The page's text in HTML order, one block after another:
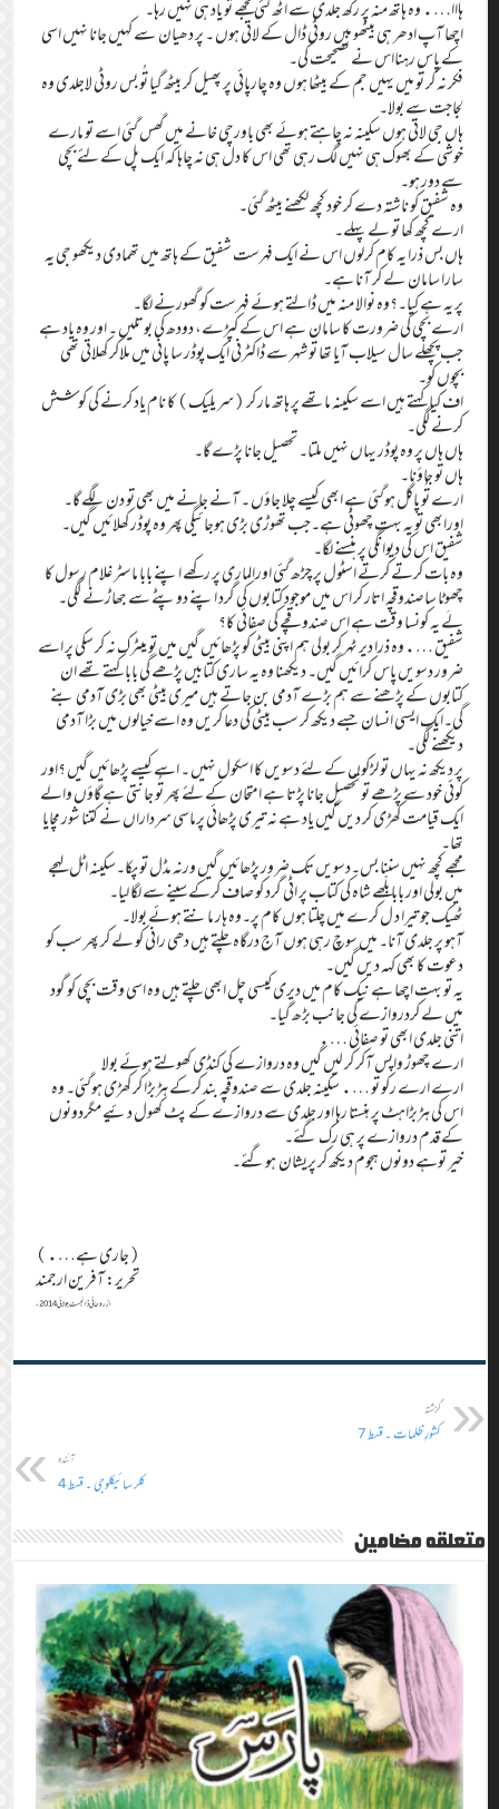
ہااا…. وہ ہاتھ منہ پر رکھ جلدی سے اٹھ گئی مجھے تو یاد ہی نہیں رہا۔
اچھا آپ ادھر ہی بیٹھو میں روٹی ڈال کے لاتی ہوں ۔ پر دھیان سے کہیں جانا نہیں اسی
کے پاس رہنااس نے نصحیحت کی۔
فکر نہ کر تُو میں یہیں جم کے بیٹھا ہوں وہ چارپائی پر پھیل کر بیٹھ گیا تُو بس روٹی لاجلدی وہ
لجاجت سے بولا۔
ہاں جی لاتی ہوں سکینہ نہ چاہتے ہوئے بھی باورچی خانے میں گھس گئی اسے تو مارے
خوشی کے بھوک ہی نہیں لگ رہی تھی اس کا دل ہی نہ چاہا کہ ایک پل کے لئے بچی
سے دور ہو۔
وہ شفیق کو ناشتہ دے کر خود کچھ لکھنے بیٹھ گئی۔
ارے کچھ کھا تو لے پہلے۔
ہاں بس ذرا یہ کام کرلوں اس نے ایک فہرست شفیق کے ہاتھ میں تھمادی دیکھو جی یہ
سارا سامان لے کر آنا ہے۔
پر یہ ہے کیا۔؟وہ نوالا منہ میں ڈالتے ہوئے فہرست کو گھورنے لگا۔
ارے بچی کی ضرورت کا سامان ہے اس کے کپڑے، دودھ کی بوتلیں ۔ اور وہ یاد ہے
جب پچھلے سال سیلاب آیا تھا تو شہر سے ڈاکٹرنی ایک پوڈر سا پانی میں ملاکر کھلاتی تھی
بچوں کو۔
اف کیا کہتے ہیں اسے سکینہ ماتھے پر ہاتھ مار کر (سر یلیک) کا نام یاد کرنے کی کوشش
کرنے لگی۔
ہاں ہاں پر وہ پوڈر یہاں نہیں ملتا۔ تحصیل جانا پڑے گا۔
ہاں تو جاؤنا۔
ارے تُو پاگل ہوگئی ہے ابھی کیسے چلا جاؤں ۔ آنے جانے میں بھی تو دن لگے گا۔
اورابھی تو یہ بہت چھوٹی ہے۔جب تھوڑی بڑی ہوجائیگی پھر وہ پوڈر کھلائیں گیں۔
شفیق اس کی دیوانگی پر ہنسنے لگا۔
وہ بات کرتے کرتے اسٹول پر چڑھ گئی اورالماری پر رکھے اپنے بابا ماسٹر غلام رسول کا
چھوٹا ساصندوقچہ اتار کر اس میں موجود کتابوں کی گرد اپنے دوپٹے سے جھاڑنے لگی۔
لَے یہ کونسا وقت ہے اس صندوقچے کی صفائی کا؟
شفیق ….وہ ذرا دیر ٹہر کر بولی ہم اپنی بیٹی کو پڑھائیں گیں میں تو میٹرک نہ کر سکی پر اسے
ضرور دسویں پاس کرائیں گیں۔ دیکھنا وہ یہ ساری کتابیں پڑھے گی بابا کہتے تھے ان
کتابوں کے پڑھنے سے ہم بڑے آدمی بن جاتے ہیں میری بیٹی بھی بڑی آدمی بنے
گی۔ایک ایسی انسان جسے دیکھ کر سب بیٹی کی دعا کریں وہ اسے خیالوں میں بڑا آدمی
دیکھنے لگی۔
پر دیکھ نہ یہاں تو لڑکوں کے لئے دسویں کا اسکول نہیں ۔ اسے کیسے پڑھائیں گیں ؟اور
کوئی خود سے پڑھے تو تحصیل جانا پڑتا ہے امتحان کے لئے پھر تُو جانتی ہے گاؤں والے
ایک قیامت کھڑی کر دیں گیں یاد ہے نہ تیری پڑھائی پرماسی سرداراں نے کتنا شور مچایا
تھا۔
مجھے کچھ نہیں سننا بس۔دسویں تک ضرور پڑھائیں گیں ورنہ مڈل تو پکا۔سکینہ اٹل لہجے
میں بولی اور بابا بلّھے شاہ کی کتاب پر اٹی گرد کو صاف کرکے سینے سے لگا لیا۔
ٹھیک جو تیرا د ل کرے میں چلتا ہوں کام پر۔وہ ہار مانتے ہوئے بولا۔
آہو پر جلدی آنا۔ میں سوچ رہی ہوں آج درگاہ چلتے ہیں دھی رانی کو لے کر پھر سب کو
دعوت کا بھی کہہ دیں گیں۔
یہ تو بہت اچھا ہے نیک کام میں دیری کیسی چل ابھی چلتے ہیں وہ اسی وقت بچی کو گود
میں لے کردروازے کی جانب بڑھ گیا۔
اتنی جلدی ابھی تو صفائی ….
ارے چھوڑ واپس آکر کر لیں گیں وہ دروازے کی کنڈی کھولتے ہوئے بولا
ارے ارے رکو تو …. سکینہ جلدی سے صندوقچہ بند کرکے ہڑبڑا کر کھڑی ہوگئی۔ وہ
اس کی ہڑبڑاہٹ پر ہنستا رہا اور جلدی سے دروازے کے پٹ کھول دئیے مگردونوں
کے قدم دروازے پر ہی رک گئے۔
خیر توہے دونوں ہجوم دیکھ کر پریشان ہوگئے۔
(جاری ہے….)
تحریر: آفرین ارجمند
از روحانی ڈائجسٹ جولائی 2014ء
گزشتہ
کشورِ ظلمات ۔ قسط 7
آئندہ
کلر سائیکلوجی ۔ قسط 4
متعلقہ مضامین